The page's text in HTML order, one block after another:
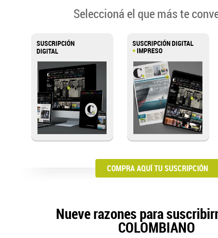
Seleccioná el que más te
SUSCRIPCIÓN
DIGITAL
SUSCRIPCIÓN DIGITAL
+IMPRESO
COMPRA AQUÍ TU SUSCRIPCIÓN
Nueve razones para
COLOMBIANO